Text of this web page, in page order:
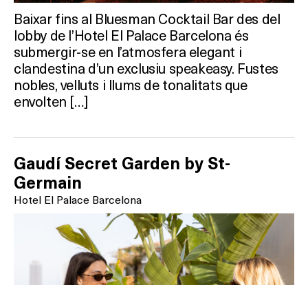
Baixar fins al Bluesman Cocktail Bar des del
lobby de l’Hotel El Palace Barcelona és
submergir-se en l’atmosfera elegant i
clandestina d’un exclusiu speakeasy. Fustes
nobles, velluts i llums de tonalitats que
envolten […]
Gaudí Secret Garden by St-
Germain
Hotel El Palace Barcelona